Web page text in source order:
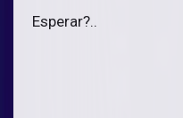
Esperar?..